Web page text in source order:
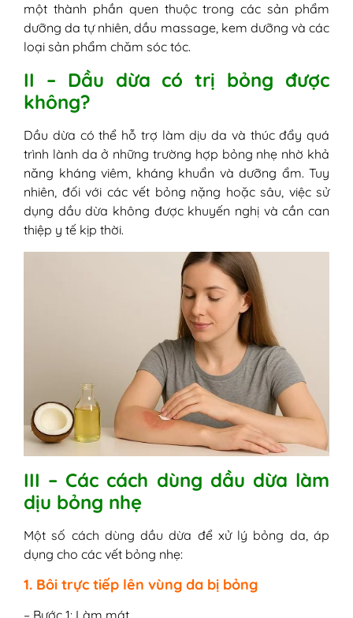
một thành phần quen thuộc trong các sản phẩm
dưỡng da tự nhiên, dầu massage, kem dưỡng và các
loại sản phẩm chăm sóc tóc.
II – Dầu dừa có trị bỏng được
không?
Dầu dừa có thể hỗ trợ làm dịu da và thúc đẩy quá
trình lành da ở những trường hợp bỏng nhẹ nhờ khả
năng kháng viêm, kháng khuẩn và dưỡng ẩm. Tuy
nhiên, đối với các vết bỏng nặng hoặc sâu, việc sử
dụng dầu dừa không được khuyến nghị và cần can
thiệp y tế kịp thời.
III – Các cách dùng dầu dừa làm
dịu bỏng nhẹ
Một số cách dùng dầu dừa để xử lý bỏng da, áp
dụng cho các vết bỏng nhẹ:
1. Bôi trực tiếp lên vùng da bị bỏng
– Bước 1: Làm mát